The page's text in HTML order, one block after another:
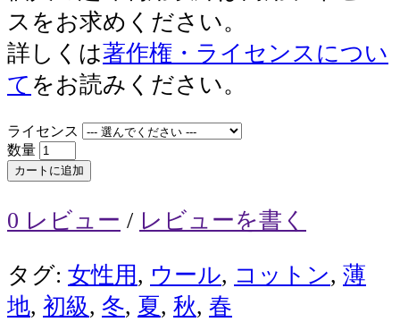
スをお求めください。
詳しくは著作権・ライセンスについ
て をお読みください。
ライセンス
数量
カートに追加
0 レビュー / レビューを書く
タグ: 女性用, ウール, コットン, 薄
地, 初級, 冬, 夏, 秋, 春